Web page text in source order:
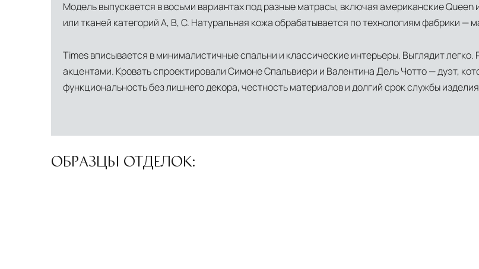
Модель выпускается в восьми вариантах под разные матрасы, включая американские Queen
или тканей категорий A, B, C. Натуральная кожа обрабатывается по технологиям фабрики —
Times вписывается в минималистичные спальни и классические интерьеры. Выглядит
акцентами. Кровать спроектировали Симоне Спальвиери и Валентина Дель Чотто — дуэт,
функциональность без лишнего декора, честность материалов и долгий срок службы
ОБРАЗЦЫ ОТДЕЛОК: